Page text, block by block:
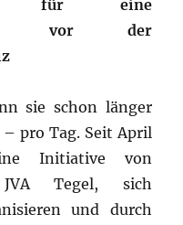
für eine
vor der
sie schon länger
– pro Tag. Seit April
Initiative von
Tegel, sich
und durch